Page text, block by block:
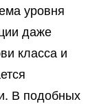
уровня
даже
класса и
В подобных